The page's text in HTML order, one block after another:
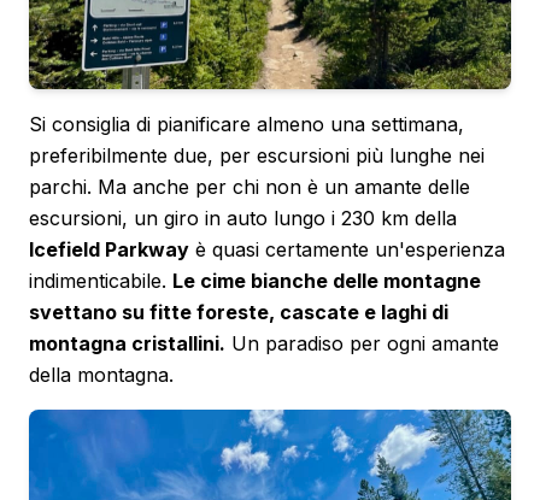
Si consiglia di pianificare almeno una settimana,
preferibilmente due, per escursioni più lunghe nei
parchi. Ma anche per chi non è un amante delle
escursioni, un giro in auto lungo i 230 km della
Icefield Parkway è quasi certamente un'esperienza
indimenticabile. Le cime bianche delle montagne
svettano su fitte foreste, cascate e laghi di
montagna cristallini. Un paradiso per ogni amante
della montagna.